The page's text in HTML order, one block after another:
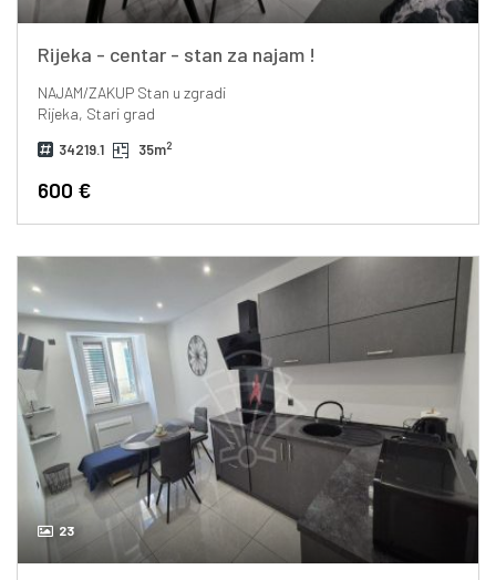
Rijeka - centar - stan za najam !
NAJAM/ZAKUPStan u zgradi
Rijeka, Stari grad
34219.1 35m2
600 €
23